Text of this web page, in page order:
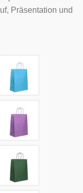
Präsentation und